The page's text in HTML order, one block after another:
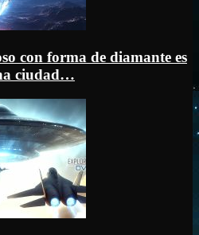
con forma de diamante es
ciudad…